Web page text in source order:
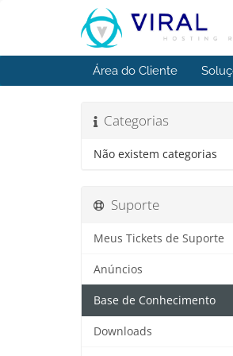
Área do Cliente
Categorias
Não existem categorias
Suporte
Meus Tickets de Suporte
Anúncios
Base de Conhecimento
Downloads